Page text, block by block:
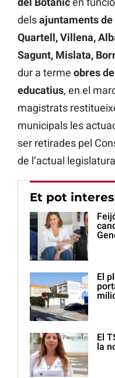
delsajuntaments de
Quartell, Villena,
Sagunt, Mislata,
dur a terme obres
educatius, en el
magistrats
municipals les
ser retirades pel
de l’actual
Et pot
El
El
la